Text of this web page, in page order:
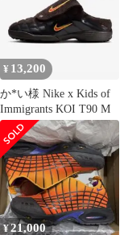
¥ 13,200
か*い様 Nike x Kids of
Immigrants KOI T90 M
¥21,000